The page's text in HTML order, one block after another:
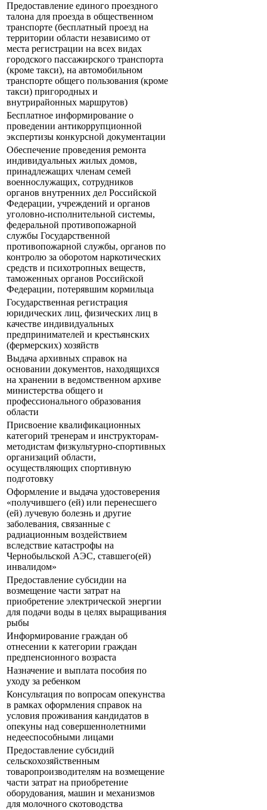
Предоставление единого проездного
талона для проезда в общественном
транспорте (бесплатный проезд на
территории области независимо от
места регистрации на всех видах
городского пассажирского транспорта
(кроме такси), на автомобильном
транспорте общего пользования (кроме
такси) пригородных и
внутрирайонных маршрутов)
Бесплатное информирование о
проведении антикоррупционной
экспертизы конкурсной документации
Обеспечение проведения ремонта
индивидуальных жилых домов,
принадлежащих членам семей
военнослужащих, сотрудников
органов внутренних дел Российской
Федерации, учреждений и органов
уголовно-исполнительной системы,
федеральной противопожарной
службы Государственной
противопожарной службы, органов по
контролю за оборотом наркотических
средств и психотропных веществ,
таможенных органов Российской
Федерации, потерявшим кормильца
Государственная регистрация
юридических лиц, физических лиц в
качестве индивидуальных
предпринимателей и крестьянских
(фермерских) хозяйств
Выдача архивных справок на
основании документов, находящихся
на хранении в ведомственном архиве
министерства общего и
профессионального образования
области
Присвоение квалификационных
категорий тренерам и инструкторам-
методистам физкультурно-спортивных
организаций области,
осуществляющих спортивную
подготовку
Оформление и выдача удостоверения
«получившего (ей) или перенесшего
(ей) лучевую болезнь и другие
заболевания, связанные с
радиационным воздействием
вследствие катастрофы на
Чернобыльской АЭС, ставшего(ей)
инвалидом»
Предоставление субсидии на
возмещение части затрат на
приобретение электрической энергии
для подачи воды в целях выращивания
рыбы
Информирование граждан об
отнесении к категории граждан
предпенсионного возраста
Назначение и выплата пособия по
уходу за ребенком
Консультация по вопросам опекунства
в рамках оформления справок на
условия проживания кандидатов в
опекуны над совершеннолетними
недееспособными лицами
Предоставление субсидий
сельскохозяйственным
товаропроизводителям на возмещение
части затрат на приобретение
оборудования, машин и механизмов
для молочного скотоводства